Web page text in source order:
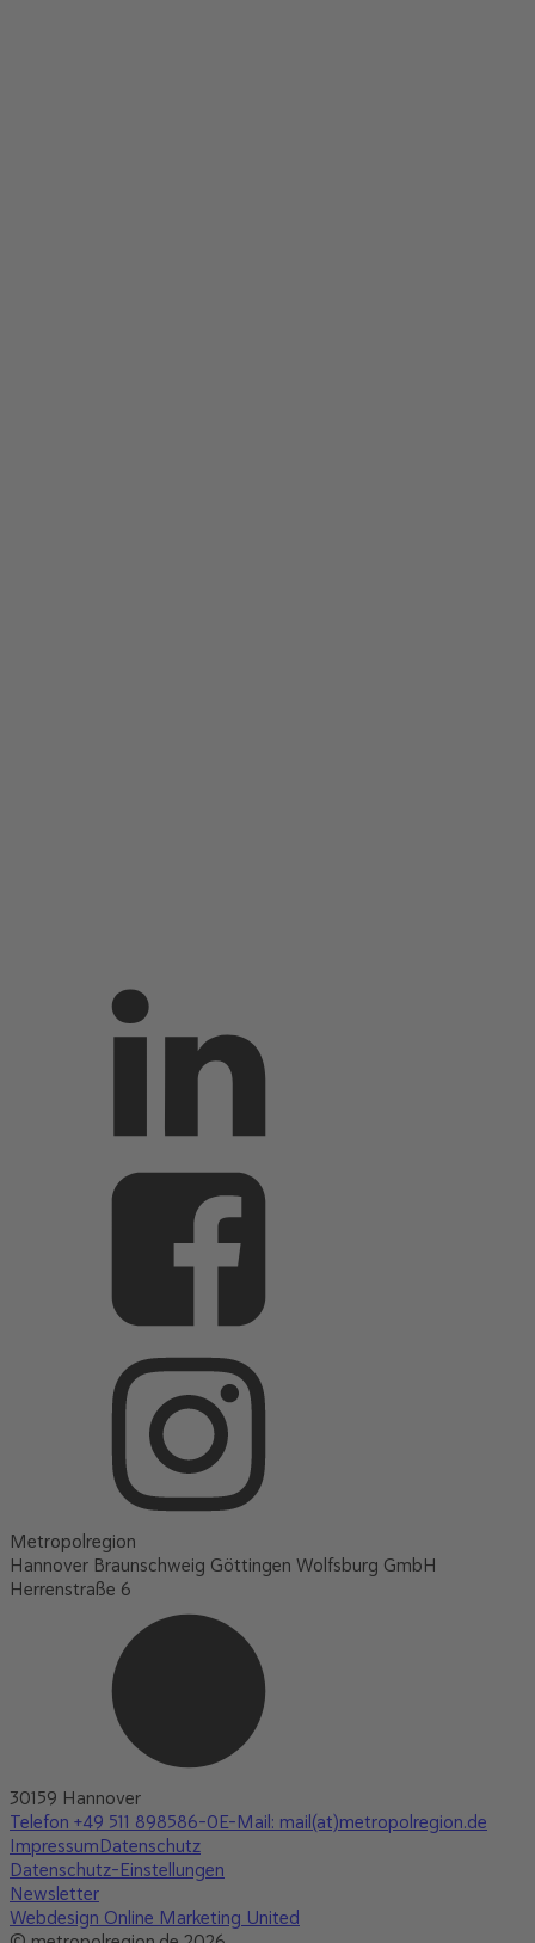
Metropolregion
Hannover Braunschweig Göttingen Wolfsburg GmbH
Herrenstraße 6
30159 Hannover
Telefon +49 511 898586-0E-Mail: mail(at)metropolregion.de
ImpressumDatenschutz
Datenschutz-Einstellungen
Newsletter
Webdesign Online Marketing United